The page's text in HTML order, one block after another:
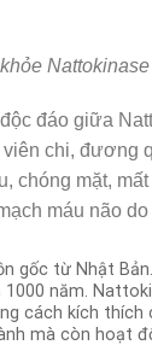
đáo giữa
chi, đương
chóng mặt,
máu não do
gốc từ Nhật
năm.
cách kích
mà còn hoạt